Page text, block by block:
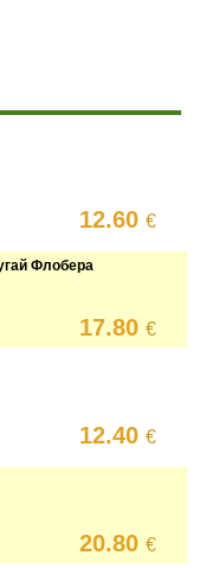
12.60€
Флобера
17.80€
12.40€
20.80€